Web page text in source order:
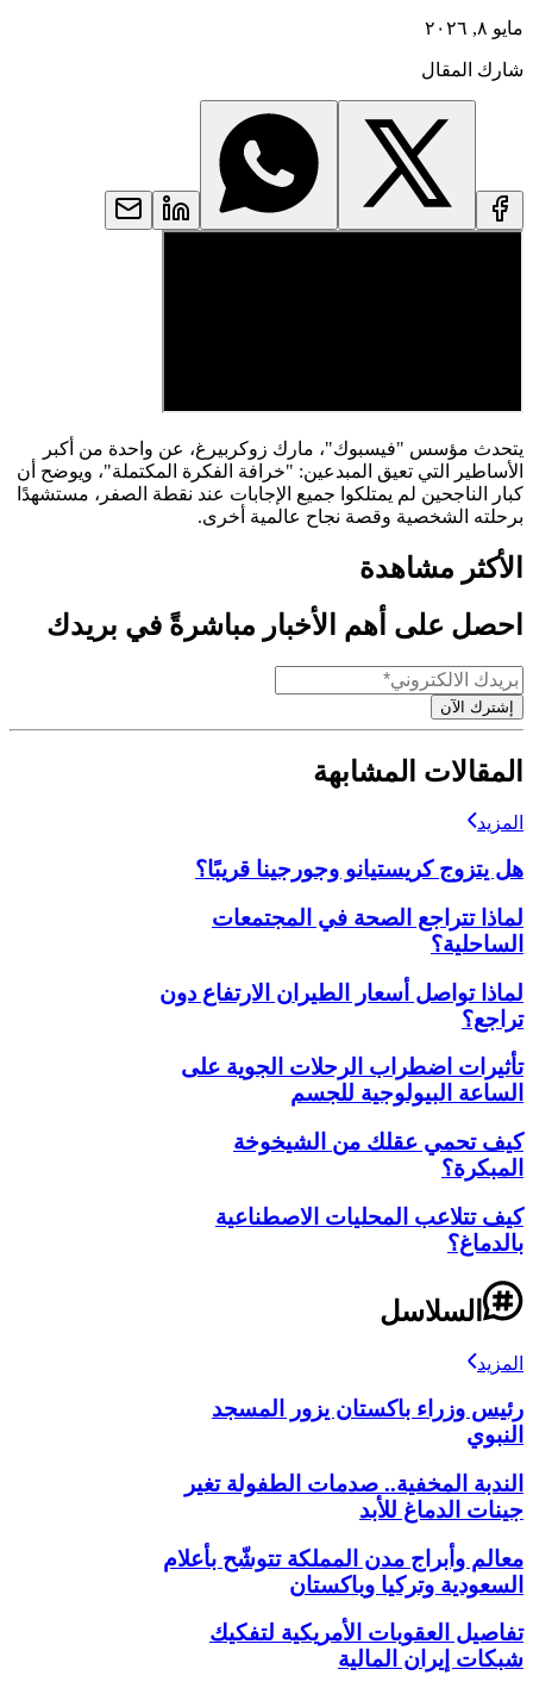
مايو ٨, ٢٠٢٦
شارك المقال
يتحدث مؤسس "فيسبوك"، مارك زوكربيرغ، عن واحدة من أكبر
الأساطير التي تعيق المبدعين: "خرافة الفكرة المكتملة"، ويوضح أن
كبار الناجحين لم يمتلكوا جميع الإجابات عند نقطة الصفر، مستشهدًا
برحلته الشخصية وقصة نجاح عالمية أخرى.
الأكثر مشاهدة
احصل على أهم الأخبار مباشرةً في بريدك
إشترك الآن
المقالات المشابهة
المزيد
هل يتزوج كريستيانو وجورجينا قريبًا؟
لماذا تتراجع الصحة في المجتمعات
الساحلية؟
لماذا تواصل أسعار الطيران الارتفاع دون
تراجع؟
تأثيرات اضطراب الرحلات الجوية على
الساعة البيولوجية للجسم
كيف تحمي عقلك من الشيخوخة
المبكرة؟
كيف تتلاعب المحليات الاصطناعية
بالدماغ؟
السلاسل
المزيد
رئيس وزراء باكستان يزور المسجد
النبوي
الندبة المخفية.. صدمات الطفولة تغير
جينات الدماغ للأبد
معالم وأبراج مدن المملكة تتوشّح بأعلام
السعودية وتركيا وباكستان
تفاصيل العقوبات الأمريكية لتفكيك
شبكات إيران المالية